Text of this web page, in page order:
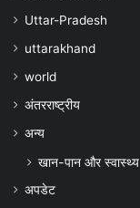
Uttar-Pradesh
uttarakhand
world
अंतरराष्ट्रीय
अन्‍य
खान-पान और स्वास्थ्य
अपडेट